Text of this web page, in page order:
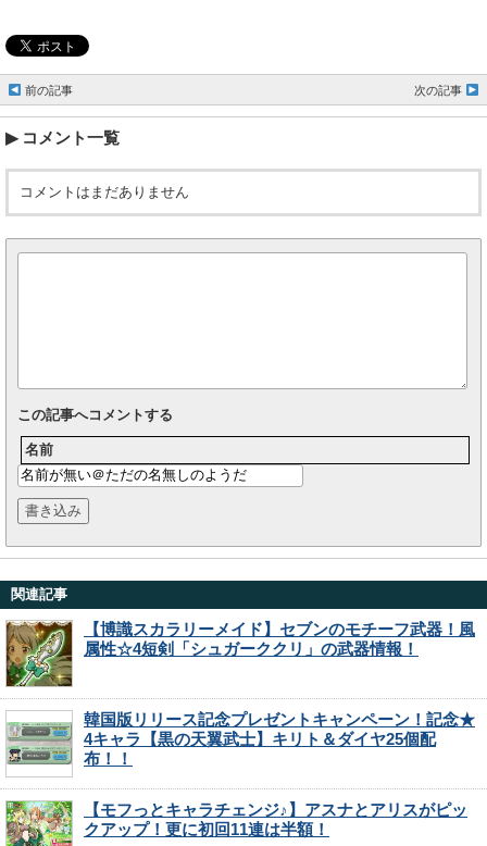
前の記事 次の記事
コメント一覧
コメントはまだありません
この記事へコメントする
名前
関連記事
【博識スカラリーメイド】セブンのモチーフ武器！風
属性☆4短剣「シュガーククリ」の武器情報！
韓国版リリース記念プレゼントキャンペーン！記念★
4キャラ【黒の天翼武士】キリト＆ダイヤ25個配
布！！
【モフっとキャラチェンジ♪】アスナとアリスがピッ
クアップ！更に初回11連は半額！